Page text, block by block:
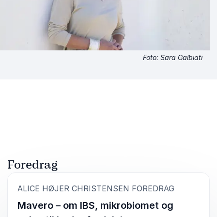
Foto: Sara Galbiati
Foredrag
ALICE HØJER CHRISTENSEN FOREDRAG
Mavero – om IBS, mikrobiomet og